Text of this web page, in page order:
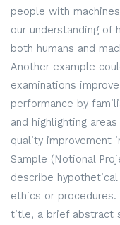
people with
our understanding of
both humans and
Another example
examinations
performance by
and highlighting
quality improvement
Sample (Notional
describe
ethics or
title, a brief abstract